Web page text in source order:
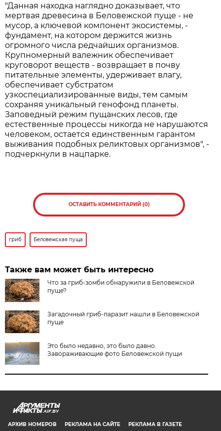
"Данная находка наглядно доказывает, что
мертвая древесина в Беловежской пуще - не
мусор, а ключевой компонент экосистемы, -
фундамент, на котором держится жизнь
огромного числа редчайших организмов.
Крупномерный валежник обеспечивает
круговорот веществ - возвращает в почву
питательные элементы, удерживает влагу,
обеспечивает субстратом
узкоспециализированные виды, тем самым
сохраняя уникальный генофонд планеты.
Заповедный режим пущанских лесов, где
естественные процессы никогда не нарушаются
человеком, остается единственным гарантом
выживания подобных реликтовых организмов", -
подчеркнули в нацпарке.
ОСТАВИТЬ КОММЕНТАРИЙ (0)
гриб Беловежская пуща
Также вам может быть интересно
Что за гриб-зомби обнаружили в Беловежской
пуще?
Загадочный гриб-паразит нашли в Беловежской
пуще
Это было недавно, это было давно.
Завораживающие фото Беловежской пущи
AIF.BY
АРХИВ НОМЕРОВ РЕКЛАМА НА САЙТЕ РЕКЛАМА В ГАЗЕТЕ